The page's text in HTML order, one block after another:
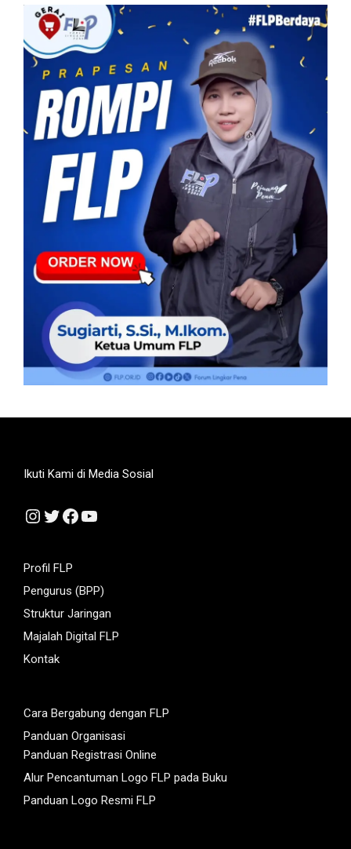
Ikuti Kami di Media Sosial
Instagram
Twitter
Facebook
YouTube
Profil FLP
Pengurus (BPP)
Struktur Jaringan
Majalah Digital FLP
Kontak
Cara Bergabung dengan FLP
Panduan Organisasi
Panduan Registrasi Online
Alur Pencantuman Logo FLP pada Buku
Panduan Logo Resmi FLP